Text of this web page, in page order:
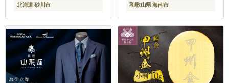
ばん ビジネス カジュアル
北海道 砂川市 和歌山県 海南市